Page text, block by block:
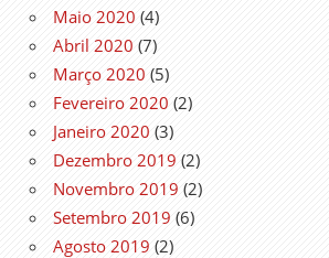
Maio 2020 (4)
Abril 2020 (7)
Março 2020 (5)
Fevereiro 2020 (2)
Janeiro 2020 (3)
Dezembro 2019 (2)
Novembro 2019 (2)
Setembro 2019 (6)
Agosto 2019 (2)